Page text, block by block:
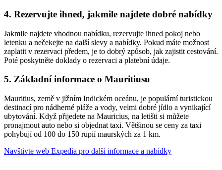
4. Rezervujte ihned, jakmile najdete dobré nabídky
Jakmile najdete vhodnou nabídku, rezervujte ihned pokoj nebo
letenku a nečekejte na další slevy a nabídky. Pokud máte možnost
zaplatit v rezervaci předem, je to dobrý způsob, jak zajistit cestování.
Poté poskytněte doklady o rezervaci a platební údaje.
5. Základní informace o Mauritiusu
Mauritius, země v jižním Indickém oceánu, je populární turistickou
destinací pro nádherné pláže a vody, velmi dobré jídlo a vynikající
ubytování. Když přijedete na Mauricius, na letišti si můžete
pronajmout auto nebo si objednat taxi. Většinou se ceny za taxi
pohybují od 100 do 150 rupií maurských za 1 km.
Navštivte web Expedia pro další informace a nabídky